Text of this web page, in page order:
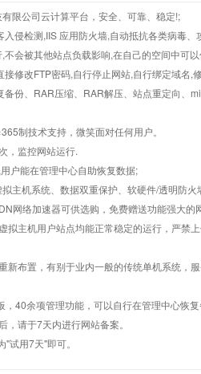
限公司云计算平台，安全、可靠、稳定!;
侵检测,IIS 应用防火墙,自动抵抗各类病毒、
不会被其他站点负载影响,在自己的空间中可
修改FTP密码,自行停止网站,自行绑定域名,
备份、RAR压缩、RAR解压、站点重定向、
制技术支持，微笑面对任何用户。
，监控网站运行.
户能在管理中心自助恢复数据;
主机系统、数据双重保护、软硬件/透明防火
网络加速器可供选购，免费赠送功能强大
拟主机用户站点均能正常稳定的运行，严禁
新布置，有别于业内一般的传统单机系统，
，40余项管理功能，可以自行在管理中心恢
请于7天内进行网站备案。
试用7天"即可。